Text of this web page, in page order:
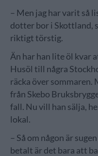
– Men jag har varit så
dotter bor i Skottland,
riktigt törstig.
Än har han lite öl kvar
Husöl till några
räcka över sommaren.
från Skebo
fall. Nu vill han sälja,
lokal.
– Så om någon är
betalt är det bara att